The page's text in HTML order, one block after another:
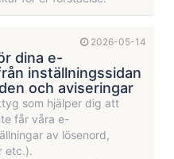
2026-05-14
dina e-
inställningssidan
och aviseringar
som hjälper dig att
får våra e-
av lösenord,
etc.).